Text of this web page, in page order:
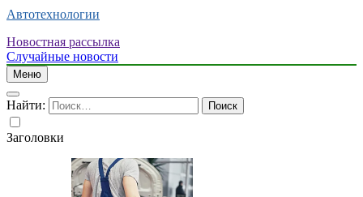
Автотехнологии
Новостная рассылка
Случайные новости
Меню
Найти:
Заголовки